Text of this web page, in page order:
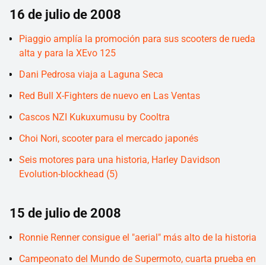
16 de julio de 2008
Piaggio amplía la promoción para sus scooters de rueda
alta y para la XEvo 125
Dani Pedrosa viaja a Laguna Seca
Red Bull X-Fighters de nuevo en Las Ventas
Cascos NZI Kukuxumusu by Cooltra
Choi Nori, scooter para el mercado japonés
Seis motores para una historia, Harley Davidson
Evolution-blockhead (5)
15 de julio de 2008
Ronnie Renner consigue el "aerial" más alto de la historia
Campeonato del Mundo de Supermoto, cuarta prueba en